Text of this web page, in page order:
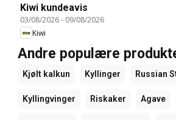
Kiwi kundeavis
03/08/2026- 09/08/2026
Kiwi
Andre populære
Kjølt kalkun Kyllinger Russian
Kyllingvinger Riskaker Agave